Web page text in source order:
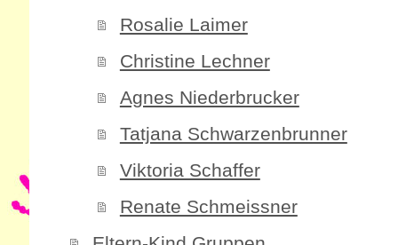
Rosalie Laimer
Christine Lechner
Agnes Niederbrucker
Tatjana Schwarzenbrunner
Viktoria Schaffer
Renate Schmeissner